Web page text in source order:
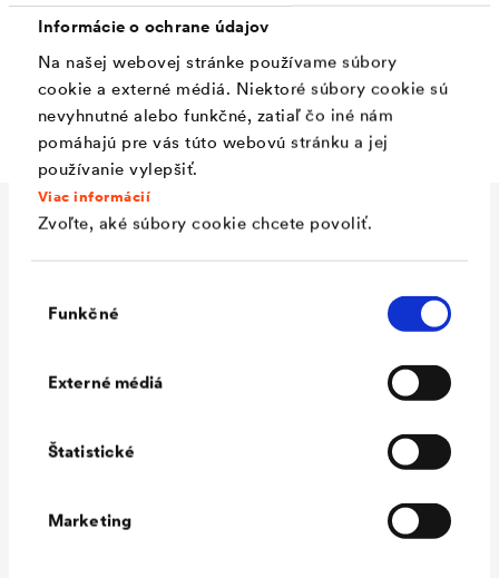
Informácie o ochrane údajov
Na našej webovej stránke používame súbory
cookie a externé médiá. Niektoré súbory cookie sú
nevyhnutné alebo funkčné, zatiaľ čo iné nám
pomáhajú pre vás túto webovú stránku a jej
používanie vylepšiť.
Viac informácií
Zvoľte, aké súbory cookie chcete povoliť.
súhlasu
Funkčné
Externé médiá
Štatistické
Marketing
omietku (nie v prípade stáleho vystavenia striekajúcej
vode a relatívnej vlhkosti>90%), prípadne vápenno-
cementovú omietku alebo lepiacu maltu.
Technické údaje
Špeciálny PE vysokej hustoty a
HDPE mriežková tkanina
cementovou omietkou alebo